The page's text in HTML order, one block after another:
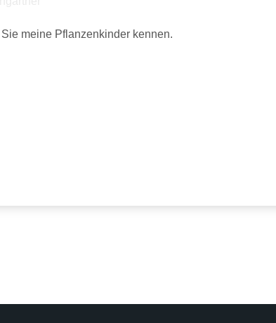
Sie meine Pflanzenkinder kennen.